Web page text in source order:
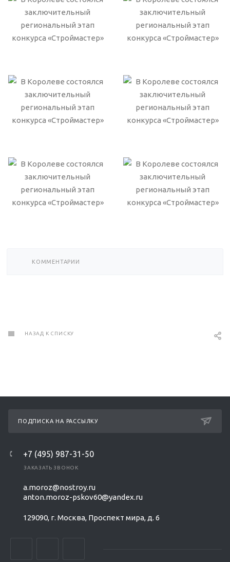
КОММЕНТАРИИ
НАЗАД К СПИСКУ
ПОДПИСКА НА РАССЫЛКУ
+7 (495) 987-31-50
ЗАКАЗАТЬ ЗВОНОК
a.moroz@nostroy.ru
anton.moroz-pskov60@yandex.ru
129090, г. Москва, Проспект мира, д. 6